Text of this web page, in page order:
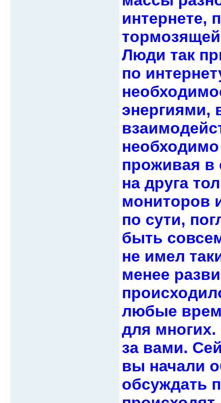
интернете,
Люди так
по
проживая в
на друга
мониторов
по сути,
быть
не имел
менее
любые
для
за вами.
вы начали
обсуждать